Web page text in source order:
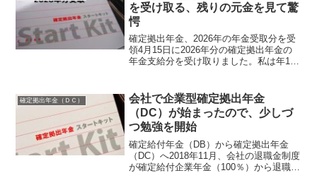
を受け取る、残りの元金を見て驚
愕
確定拠出年金、2026年の年金受取分を受
領4月15日に2026年分の確定拠出年金の
年金支給分を受け取りました。私は年1回
取も4回目、これまで200万円強を受け取
った...
確定拠出年金（ＤＣ）
会社で企業型確定拠出年金
（DC）が始まったので、少しづ
つ勉強を開始
確定給付年金（DB）から確定拠出年金
（DC）へ2018年11月、会社の退職金制度
が確定給付企業年金（100％）から退職一